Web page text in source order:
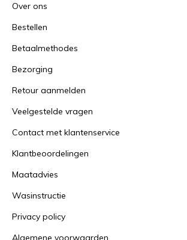
Over ons
Bestellen
Betaalmethodes
Bezorging
Retour aanmelden
Veelgestelde vragen
Contact met klantenservice
Klantbeoordelingen
Maatadvies
Wasinstructie
Privacy policy
Algemene voorwaarden